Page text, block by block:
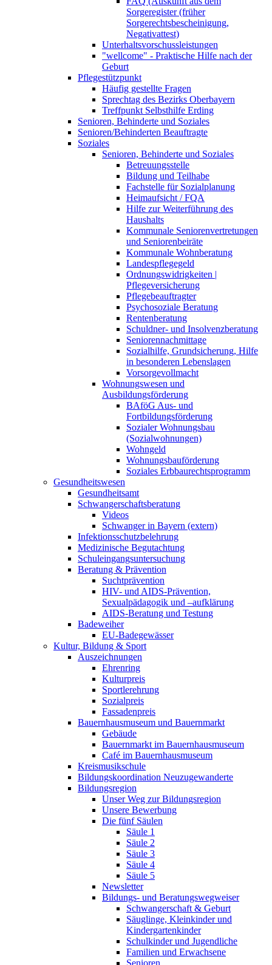
Sorgeregister (früher
Sorgerechtsbescheinigung,
Negativattest)
Unterhaltsvorschussleistungen
"wellcome" - Praktische Hilfe nach der
Geburt
Pflegestützpunkt
Häufig gestellte Fragen
Sprechtag des Bezirks Oberbayern
Treffpunkt Selbsthilfe Erding
Senioren, Behinderte und Soziales
Senioren/Behinderten Beauftragte
Soziales
Senioren, Behinderte und Soziales
Betreuungsstelle
Bildung und Teilhabe
Fachstelle für Sozialplanung
Heimaufsicht / FQA
Hilfe zur Weiterführung des
Haushalts
Kommunale Seniorenvertretungen
und Seniorenbeiräte
Kommunale Wohnberatung
Landespflegegeld
Ordnungswidrigkeiten |
Pflegeversicherung
Pflegebeauftragter
Psychosoziale Beratung
Rentenberatung
Schuldner- und Insolvenzberatung
Seniorennachmittage
Sozialhilfe, Grundsicherung, Hilfe
in besonderen Lebenslagen
Vorsorgevollmacht
Wohnungswesen und
Ausbildungsförderung
BAföG Aus- und
Fortbildungsförderung
Sozialer Wohnungsbau
(Sozialwohnungen)
Wohngeld
Wohnungsbauförderung
Soziales Erbbaurechtsprogramm
Gesundheitswesen
Gesundheitsamt
Schwangerschaftsberatung
Videos
Schwanger in Bayern (extern)
Infektionsschutzbelehrung
Medizinische Begutachtung
Schuleingangsuntersuchung
Beratung & Prävention
Suchtprävention
HIV- und AIDS-Prävention,
Sexualpädagogik und –aufklärung
AIDS-Beratung und Testung
Badeweiher
EU-Badegewässer
Kultur, Bildung & Sport
Auszeichnungen
Ehrenring
Kulturpreis
Sportlerehrung
Sozialpreis
Fassadenpreis
Bauernhausmuseum und Bauernmarkt
Gebäude
Bauernmarkt im Bauernhausmuseum
Café im Bauernhausmuseum
Kreismusikschule
Bildungskoordination Neuzugewanderte
Bildungsregion
Unser Weg zur Bildungsregion
Unsere Bewerbung
Die fünf Säulen
Säule 1
Säule 2
Säule 3
Säule 4
Säule 5
Newsletter
Bildungs- und Beratungswegweiser
Schwangerschaft & Geburt
Säuglinge, Kleinkinder und
Kindergartenkinder
Schulkinder und Jugendliche
Familien und Erwachsene
Senioren